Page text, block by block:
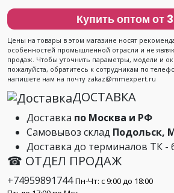
Купить оптом от
Цены на товары в этом магазине носят
особенностей промышленной отрасли и не
продаж. Чтобы уточнить параметры, модели и
пожалуйста, обратитесь к сотрудникам по
напишете нам на почту zakaz@mmexpert.ru
ДОСТАВКА
Доставка по Москва и РФ
Самовывоз склад Подольск,
Доставка до терминалов ТК -
☎ ОТДЕЛ ПРОДАЖ
+74959891744 Пн-Чт: с 9:00 до 18:00